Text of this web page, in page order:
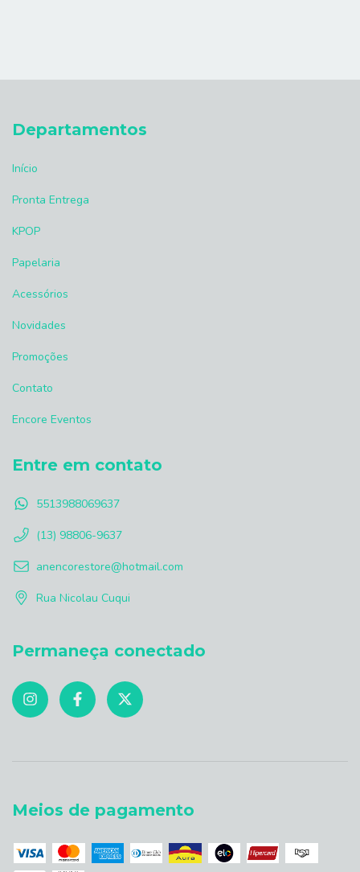
Departamentos
Início
Pronta Entrega
KPOP
Papelaria
Acessórios
Novidades
Promoções
Contato
Encore Eventos
Entre em contato
5513988069637
(13) 98806-9637
anencorestore@hotmail.com
Rua Nicolau Cuqui
Permaneça conectado
Meios de pagamento